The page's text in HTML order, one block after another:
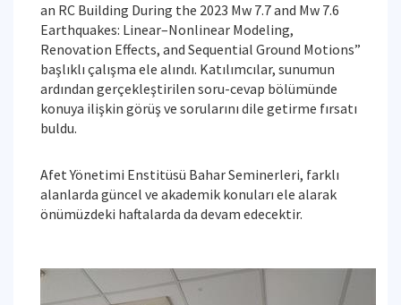
an RC Building During the 2023 Mw 7.7 and Mw 7.6
Earthquakes: Linear–Nonlinear Modeling,
Renovation Effects, and Sequential Ground Motions”
başlıklı çalışma ele alındı. Katılımcılar, sunumun
ardından gerçekleştirilen soru-cevap bölümünde
konuya ilişkin görüş ve sorularını dile getirme fırsatı
buldu.
Afet Yönetimi Enstitüsü Bahar Seminerleri, farklı
alanlarda güncel ve akademik konuları ele alarak
önümüzdeki haftalarda da devam edecektir.